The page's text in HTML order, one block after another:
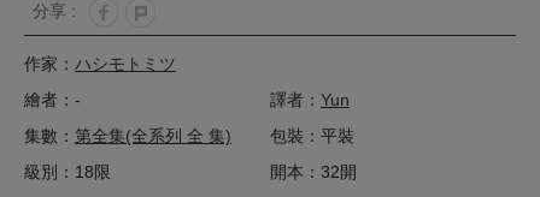
分享 :
作家： ハシモトミツ
繪者：-
譯者： Yun
集數： 第全集(全系列 全 集)
包裝：平裝
級別：18限
開本：32開